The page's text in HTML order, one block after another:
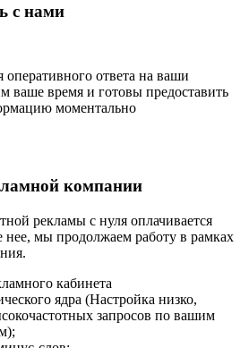
с нами
оперативного ответа на ваши
время и готовы предоставить
моментально
компании
рекламы с нуля оплачивается
нее, мы продолжаем работу в рамках
кабинета
ядра (Настройка низко,
запросов по вашим